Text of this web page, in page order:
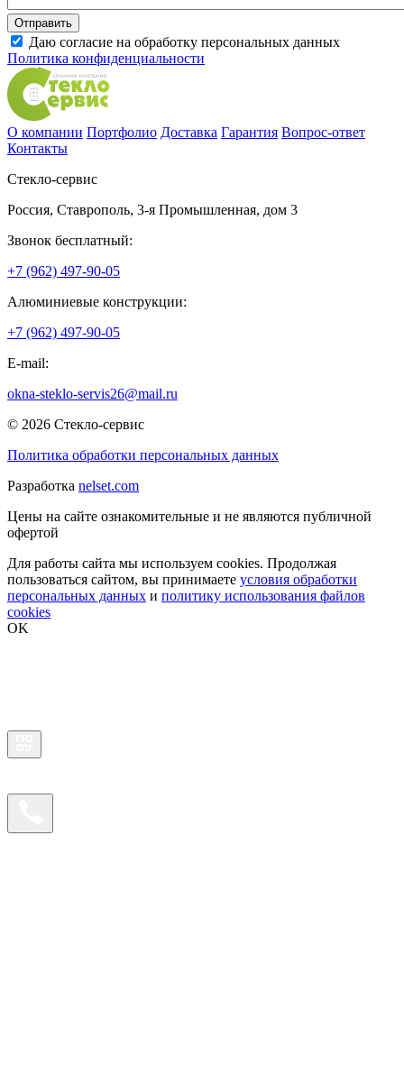
Даю согласие на обработку персональных данных
Политика конфиденциальности
О компании Портфолио Доставка Гарантия Вопрос-ответ
Контакты
Стекло-сервис
Россия, Ставрополь, 3-я Промышленная, дом 3
Звонок бесплатный:
+7 (962) 497-90-05
Алюминиевые конструкции:
+7 (962) 497-90-05
E-mail:
okna-steklo-servis26@mail.ru
© 2026 Стекло-сервис
Политика обработки персональных данных
Разработка nelset.com
Цены на сайте ознакомительные и не являются публичной
офертой
Для работы сайта мы используем cookies. Продолжая
пользоваться сайтом, вы принимаете условия обработки
персональных данных и политику использования файлов
cookies
OK